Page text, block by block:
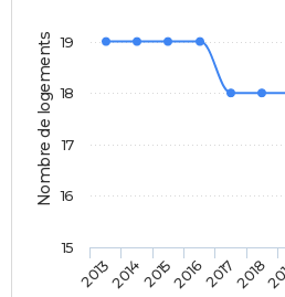
Nombre de logements
201320142015201620172018
15
16
17
18
19